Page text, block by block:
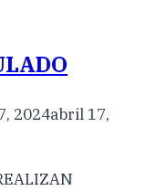
2024abril 17,